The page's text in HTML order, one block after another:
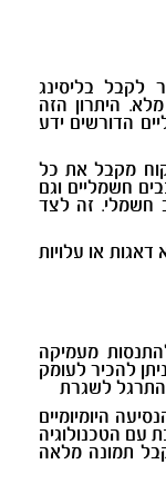
לקבל בליסינג
היתרון הזה
הדורשים ידע
מקבל את כל
חשמליים וגם
חשמלי. זה לצד
או עלויות
מעמיקה
להכיר לעומק
לשגרת
היומיומיים
עם הטכנולוגיה
תמונה מלאה